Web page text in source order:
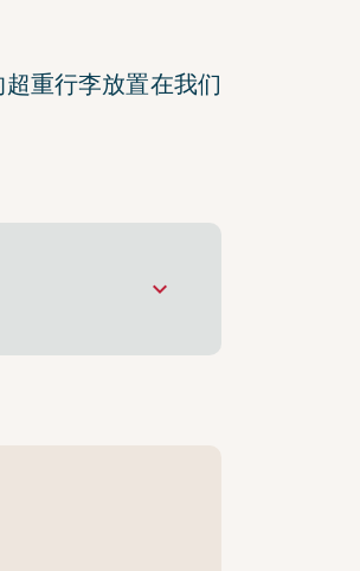
重行李放置在我们
keyboard_arrow_down